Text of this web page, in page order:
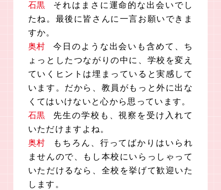
石黒
それはまさに運命的な出会いでし
たね。最後に皆さんに一言お願いできま
すか。
奥村
今日のような出会いも含めて、ち
ょっとしたつながりの中に、学校を変え
ていくヒントは埋まっていると実感して
います。だから、教員がもっと外に出な
くてはいけないと心から思っています。
石黒
先生の学校も、視察を受け入れて
いただけますよね。
奥村
もちろん、行ってばかりはいられ
ませんので、もし本校にいらっしゃって
いただけるなら、全校を挙げて歓迎いた
します。